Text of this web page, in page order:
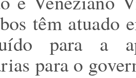
têm atuado
para a
para o